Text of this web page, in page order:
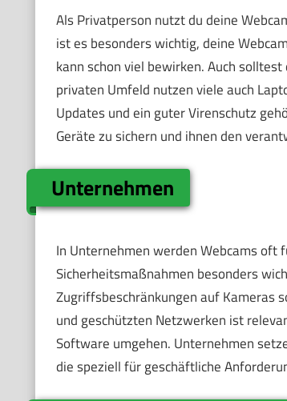
Als Privatperson nutzt du deine
ist es besonders wichtig, deine
kann schon viel bewirken. Auch
privaten Umfeld nutzen viele auch
Updates und ein guter Virenschutz
Geräte zu sichern und ihnen den
Unternehmen
In Unternehmen werden Webcams oft
Sicherheitsmaßnahmen besonders
Zugriffsbeschränkungen auf Kameras
und geschützten Netzwerken ist
Software umgehen. Unternehmen
die speziell für geschäftliche